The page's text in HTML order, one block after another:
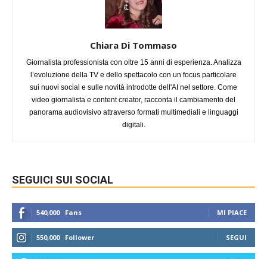
Chiara Di Tommaso
Giornalista professionista con oltre 15 anni di esperienza. Analizza
l’evoluzione della TV e dello spettacolo con un focus particolare
sui nuovi social e sulle novità introdotte dell'AI nel settore. Come
video giornalista e content creator, racconta il cambiamento del
panorama audiovisivo attraverso formati multimediali e linguaggi
digitali.
SEGUICI SUI SOCIAL
540,000 Fans MI PIACE
550,000 Follower SEGUI